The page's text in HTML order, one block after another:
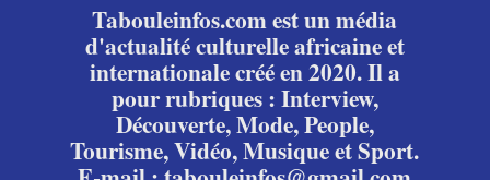
Tabouleinfos.com est un média
d'actualité culturelle africaine et
internationale créé en 2020. Il a
pour rubriques : Interview,
Découverte, Mode, People,
Tourisme, Vidéo, Musique et Sport.